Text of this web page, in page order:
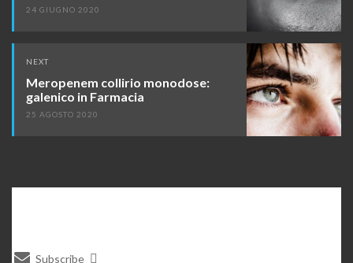
24 GIUGNO 2020
NEXT
Meropenem collirio monodose:
galenico in Farmacia
25 AGOSTO 2020
Subscribe